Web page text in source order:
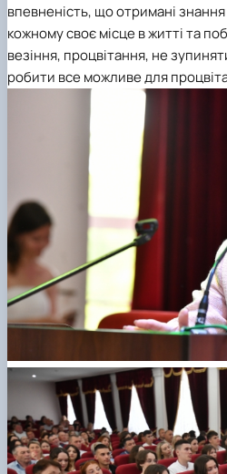
впевненість, що отримані
кожному своє місце в житті та
везіння, процвітання, не
робити все можливе для